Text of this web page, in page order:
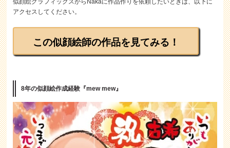
似顔絵グラフィックスからNakaに作品作りを依頼したいときは、以下に
アクセスしてください。
この似顔絵師の作品を見てみる！
8年の似顔絵作成経験『mew mew』